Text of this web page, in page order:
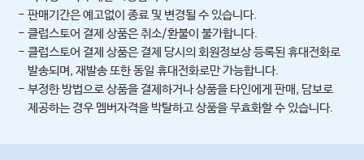
- 판매기간은 예고없이 종료 및 변경될 수 있습니다.
- 클럽스토어 결제 상품은 취소/환불이 불가합니다.
- 클럽스토어 결제 상품은 결제 당시의 회원정보상 등록된 휴대전화로
발송되며, 재발송 또한 동일 휴대전화로만 가능합니다.
- 부정한 방법으로 상품을 결제하거나 상품을 타인에게 판매, 담보로
제공하는 경우 멤버자격을 박탈하고 상품을 무효화할 수 있습니다.